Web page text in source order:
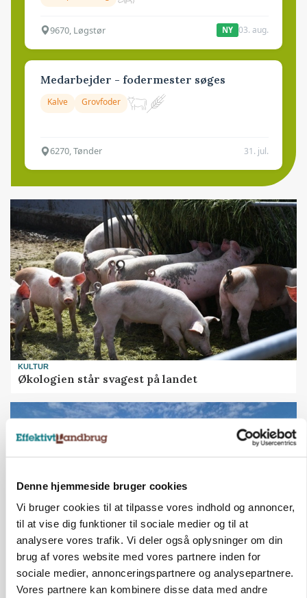
Denne hjemmeside bruger cookies
Vi bruger cookies til at tilpasse vores indhold og annoncer,
til at vise dig funktioner til sociale medier og til at
analysere vores trafik. Vi deler også oplysninger om din
brug af vores website med vores partnere inden for
sociale medier, annonceringspartnere og analysepartnere.
Vores partnere kan kombinere disse data med andre
9670, Løgstør NY 03. aug.
Medarbejder - fodermester søges
Kalve Grovfoder
6270, Tønder 31. jul.
KULTUR
Økologien står svagest på landet
KVÆG
500-600 køer i stort barmarksprojekt: Fra